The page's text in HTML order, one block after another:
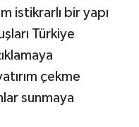
istikrarlı bir yapı
Türkiye
çekme
sunmaya